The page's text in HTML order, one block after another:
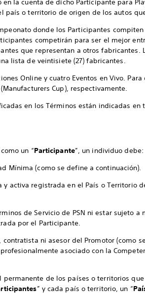
la cuenta de dicho Participante para
país o territorio de origen de los autos
donde los Participantes
competirán para ser el mejor
que representan a otros fabricantes.
lista de veintisiete (27) fabricantes.
Online y cuatro Eventos en Vivo.
Cup), respectivamente.
en los Términos están indicadas en
un “Participante”, un individuo debe:
Mínima (como se define a continuación).
y activa registrada en el País o Territorio
de Servicio de PSN ni estar sujeto
por el Participante.
ni asesor del Promotor (como
asociado con la
permanente de los países o territorios
” y cada país o territorio, un “